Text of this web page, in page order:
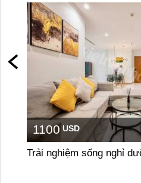
1100 USD